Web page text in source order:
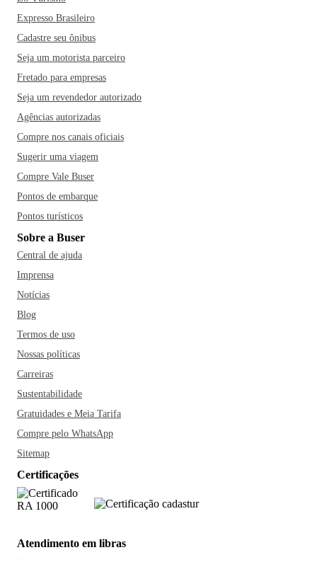
Expresso Brasileiro
Cadastre seu ônibus
Seja um motorista parceiro
Fretado para empresas
Seja um revendedor autorizado
Agências autorizadas
Compre nos canais oficiais
Sugerir uma viagem
Compre Vale Buser
Pontos de embarque
Pontos turísticos
Sobre a Buser
Central de ajuda
Imprensa
Notícias
Blog
Termos de uso
Nossas políticas
Carreiras
Sustentabilidade
Gratuidades e Meia Tarifa
Compre pelo WhatsApp
Sitemap
Certificações
Atendimento em libras